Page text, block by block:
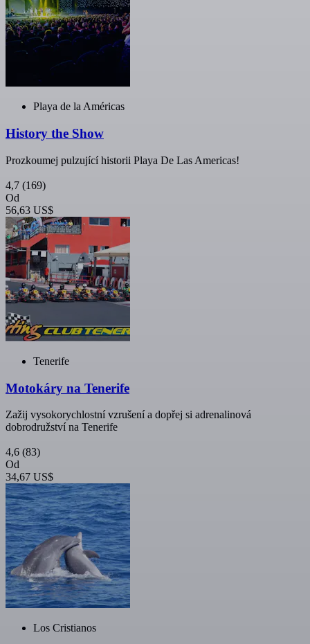
Playa de la Américas
History the Show
Prozkoumej pulzující historii Playa De Las Americas!
4,7 (169)
Od
56,63 US$
Tenerife
Motokáry na Tenerife
Zažij vysokorychlostní vzrušení a dopřej si adrenalinová
dobrodružství na Tenerife
4,6 (83)
Od
34,67 US$
Los Cristianos